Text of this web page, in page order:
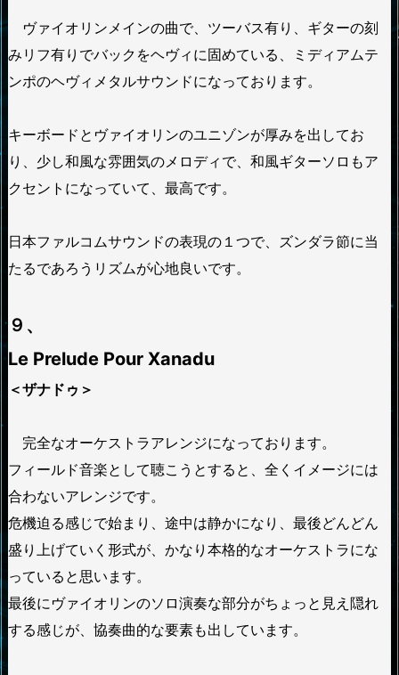
ヴァイオリンメインの曲で、ツーバス有り、ギターの刻
みリフ有りでバックをヘヴィに固めている、ミディアムテ
ンポのヘヴィメタルサウンドになっております。
キーボードとヴァイオリンのユニゾンが厚みを出してお
り、少し和風な雰囲気のメロディで、和風ギターソロもア
クセントになっていて、最高です。
日本ファルコムサウンドの表現の１つで、ズンダラ節に当
たるであろうリズムが心地良いです。
９、
Le Prelude Pour Xanadu
＜ザナドゥ＞
完全なオーケストラアレンジになっております。
フィールド音楽として聴こうとすると、全くイメージには
合わないアレンジです。
危機迫る感じで始まり、途中は静かになり、最後どんどん
盛り上げていく形式が、かなり本格的なオーケストラにな
っていると思います。
最後にヴァイオリンのソロ演奏な部分がちょっと見え隠れ
する感じが、協奏曲的な要素も出しています。